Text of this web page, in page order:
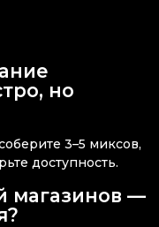
но
3–5 миксов,
доступность.
магазинов —